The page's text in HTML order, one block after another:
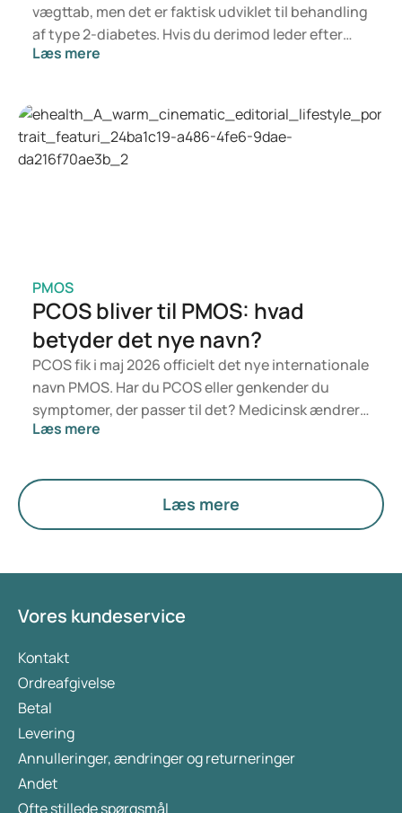
vægttab, men det er faktisk udviklet til behandling
af type 2-diabetes. Hvis du derimod leder efter
noget specifikt til vægtkontrol, er det mere
afhænger af en vurdering fra en læge, som ser på
dit helbred, BMI og eventuelt andet
medicinforbrug.
Læs mere
PMOS
PCOS bliver til PMOS: hvad
betyder det nye navn?
PCOS fik i maj 2026 officielt det nye internationale
navn PMOS. Har du PCOS eller genkender du
symptomer, der passer til det? Medicinsk ændrer
der sig ikke noget lige nu. Den nye betegnelse
æggestokkenes funktion.
Læs mere
Læs mere
Vores kundeservice
Kontakt
Ordreafgivelse
Betal
Levering
Annulleringer, ændringer og returneringer
Andet
Ofte stillede spørgsmål